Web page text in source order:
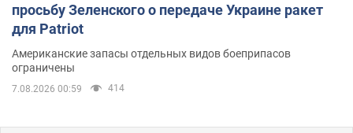
просьбу Зеленского о передаче Украине ракет
для Patriot
Американские запасы отдельных видов боеприпасов
ограничены
7.08.2026 00:59 414